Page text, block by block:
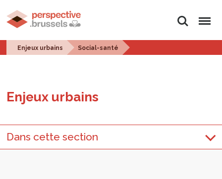
Rechercher
Menu
Enjeux urbains Social-santé
Enjeux urbains
Dans cette section